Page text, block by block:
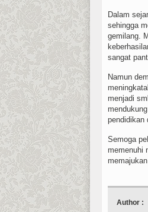
Dalam
sehingga
gemilang.
sangat
Namun
menjadi
pendidikan
Semoga
memenuhi
Author :